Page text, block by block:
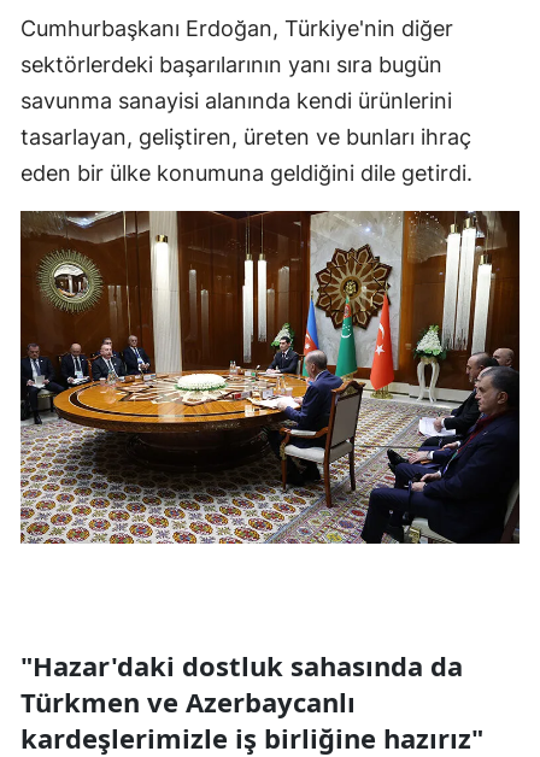
Cumhurbaşkanı Erdoğan, Türkiye'nin diğer
sektörlerdeki başarılarının yanı sıra bugün
savunma sanayisi alanında kendi ürünlerini
tasarlayan, geliştiren, üreten ve bunları ihraç
eden bir ülke konumuna geldiğini dile getirdi.
"Hazar'daki dostluk sahasında da
Türkmen ve Azerbaycanlı
kardeşlerimizle iş birliğine hazırız"